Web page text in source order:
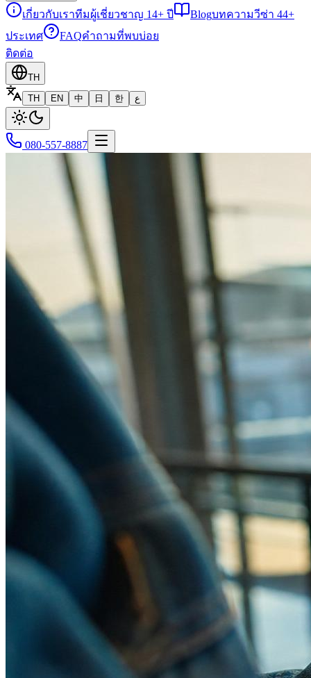
เกี่ยวกับเราทีมผู้เชี่ยวชาญ 14+ ปี Blogบทความวีซ่า 44+
ประเทศ
FAQคำถามที่พบบ่อย
ติดต่อ
TH
TH
EN 中 日 한 ع
080-557-8887